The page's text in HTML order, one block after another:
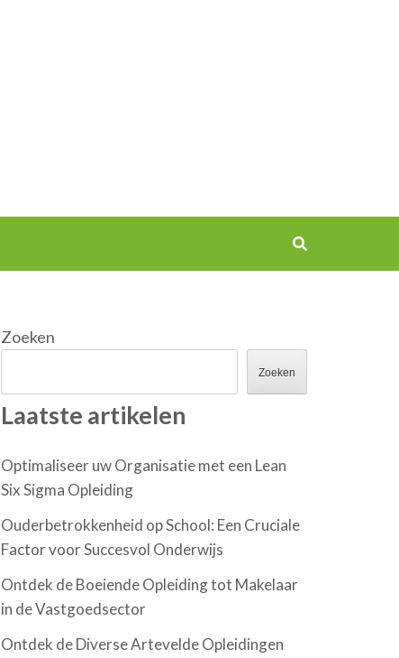
Zoeken
Zoeken
Laatste artikelen
Optimaliseer uw Organisatie met een Lean
Six Sigma Opleiding
Ouderbetrokkenheid op School: Een Cruciale
Factor voor Succesvol Onderwijs
Ontdek de Boeiende Opleiding tot Makelaar
in de Vastgoedsector
Ontdek de Diverse Artevelde Opleidingen